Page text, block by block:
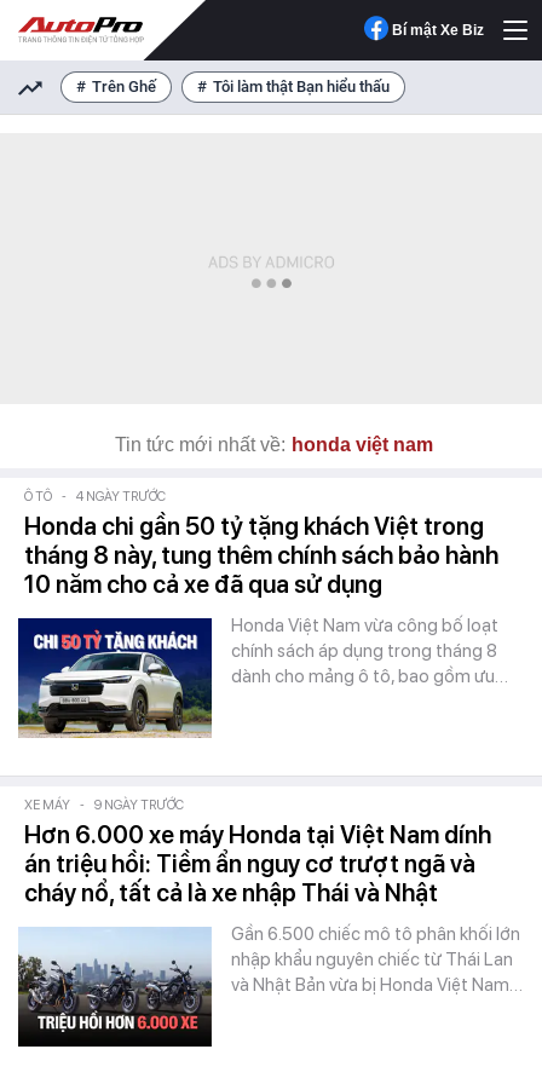
Bí mật Xe Biz
Trên Ghế Tôi làm thật Bạn hiểu thấu
Tin tức mới nhất về: honda việt nam
Ô TÔ - 4 NGÀY TRƯỚC
Honda chi gần 50 tỷ tặng khách Việt trong
tháng 8 này, tung thêm chính sách bảo hành
10 năm cho cả xe đã qua sử dụng
Honda Việt Nam vừa công bố loạt
chính sách áp dụng trong tháng 8
dành cho mảng ô tô, bao gồm ưu…
XE MÁY - 9 NGÀY TRƯỚC
Hơn 6.000 xe máy Honda tại Việt Nam dính
án triệu hồi: Tiềm ẩn nguy cơ trượt ngã và
cháy nổ, tất cả là xe nhập Thái và Nhật
Gần 6.500 chiếc mô tô phân khối lớn
nhập khẩu nguyên chiếc từ Thái Lan
và Nhật Bản vừa bị Honda Việt Nam…